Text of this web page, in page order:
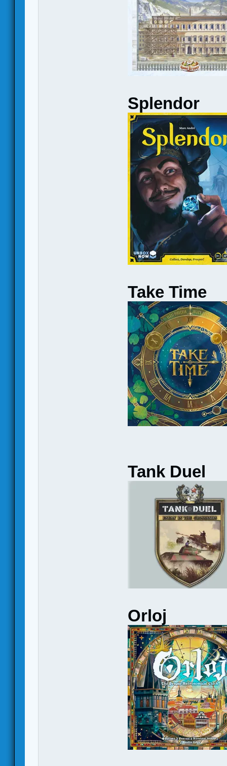
Splendor
Take Time
Tank Duel
Orloj